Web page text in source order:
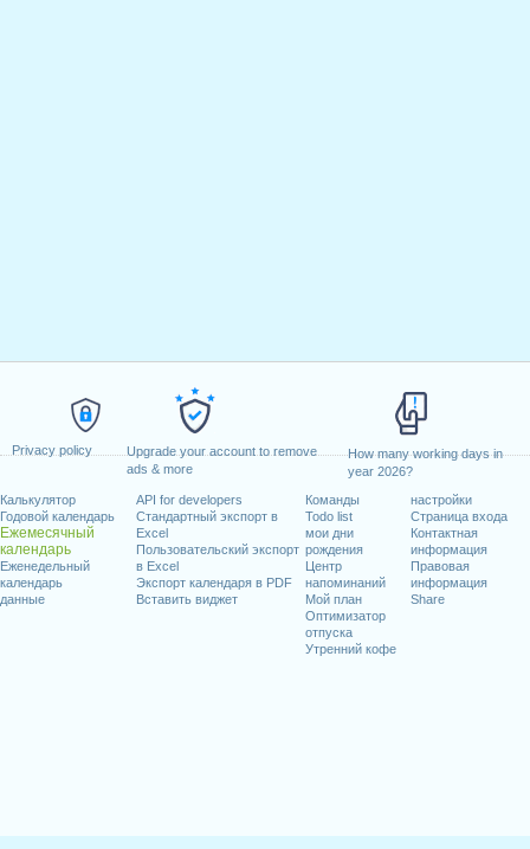
Privacy policy
Upgrade your account to remove
ads & more
How many working days in
year 2026?
Калькулятор
Годовой календарь
Ежемесячный
календарь
Еженедельный
календарь
данные
API for developers
Стандартный экспорт в
Excel
Пользовательский экспорт
в Excel
Экспорт календаря в PDF
Вставить виджет
Команды
Todo list
мои дни
рождения
Центр
напоминаний
Мой план
Оптимизатор
отпуска
Утренний кофе
настройки
Страница входа
Контактная
информация
Правовая
информация
Share